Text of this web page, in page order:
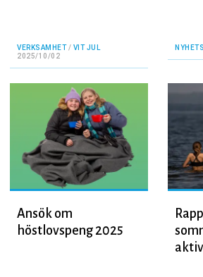
VERKSAMHET/ VIT JUL
2025/10/02
Ansök om
höstlovspeng 2025